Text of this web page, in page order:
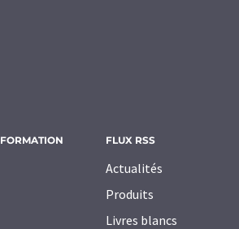
FLUX RSS
Actualités
Produits
Livres blancs